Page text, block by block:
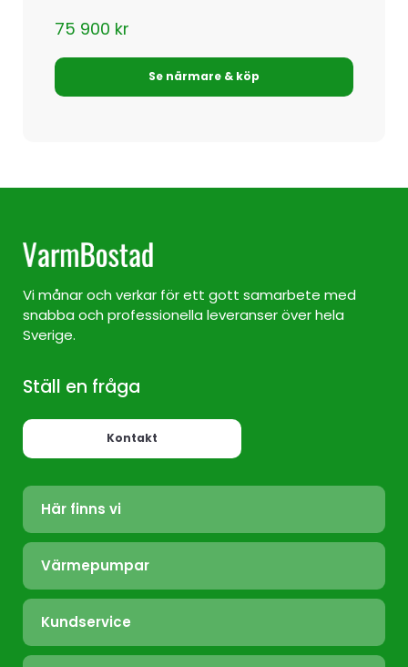
75 900 kr
Se närmare & köp
Vi månar och verkar för ett gott samarbete med
snabba och professionella leveranser över hela
Sverige.
Ställ en fråga
Kontakt
Här finns vi
Värmepump Sverige
Värmepump Stockholm
Värmepump Ekerö
Värmepumpar
Luft/Luft
Bergvärme
Frånluft
Kundservice
Felanmälan